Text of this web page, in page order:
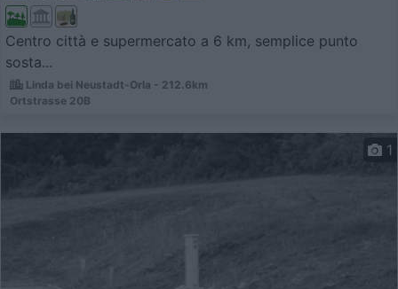
Centro città e supermercato a 6 km, semplice punto
sosta...
Linda bei Neustadt-Orla - 212.6km
Ortstrasse 20B
1